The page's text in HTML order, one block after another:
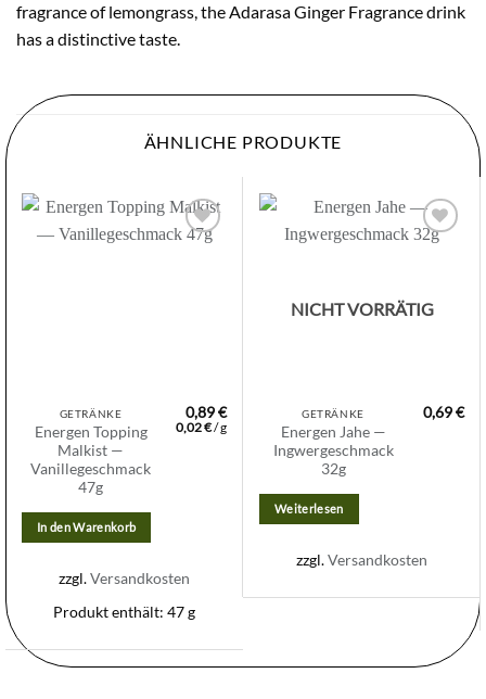
fragrance of lemongrass, the Adarasa Ginger Fragrance drink
has a distinctive taste.
ÄHNLICHE PRODUKTE
GETRÄNKE
Energen Topping
Malkist —
Vanillegeschmack
47g
0,89€
0,02€/g
In den Warenkorb
zzgl.Versandkosten
Produkt enthält: 47g
NICHT VORRÄTIG
GETRÄNKE
Energen Jahe —
Ingwergeschmack
32g
0,69€
Weiterlesen
zzgl.Versandkosten